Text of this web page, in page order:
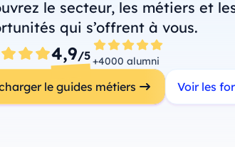
le secteur, les métiers et
qui s’offrent à vous.
4,9/5+4000 alumni
le guides métiers Voir les